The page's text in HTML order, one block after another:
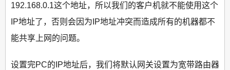
192.168.0.1这个地址，所以我们的客户机就不能使用这个
IP地址了，否则会因为IP地址冲突而造成所有的机器都不
能共享上网的问题。
设置完PC的IP地址后，我们将默认网关设置为宽带路由器